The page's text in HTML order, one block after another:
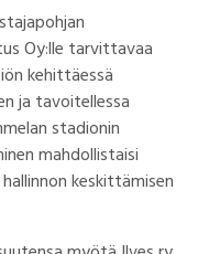
Oy:lle tarvittavaa
kehittäessä
ja tavoitellessa
stadionin
mahdollistaisi
keskittämisen